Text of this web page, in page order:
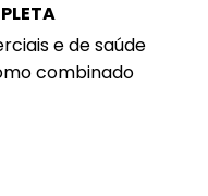
e de saúde
combinado